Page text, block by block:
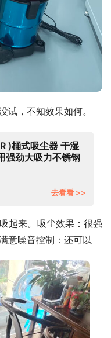
试，不知效果如何。
)桶式吸尘器 干湿
强劲大吸力不锈钢
去看看 >>
起来。吸尘效果：很强
意噪音控制：还可以